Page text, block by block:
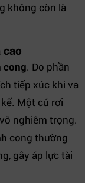
không còn là
cao
cong. Do phần
tiếp xúc khi va
Một cú rơi
nghiêm trọng.
cong thường
gây áp lực tài